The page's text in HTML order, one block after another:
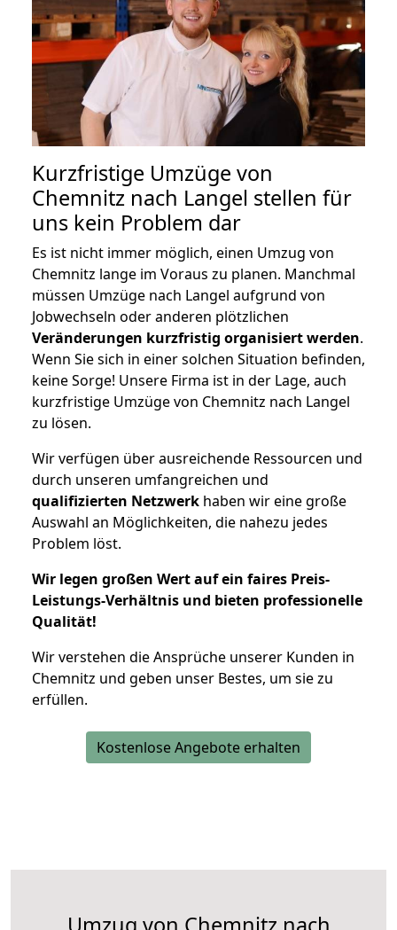
Kurzfristige Umzüge von
Chemnitz nach Langel stellen für
uns kein Problem dar
Es ist nicht immer möglich, einen Umzug von
Chemnitz lange im Voraus zu planen. Manchmal
müssen Umzüge nach Langel aufgrund von
Jobwechseln oder anderen plötzlichen
Veränderungen kurzfristig organisiert werden.
Wenn Sie sich in einer solchen Situation befinden,
keine Sorge! Unsere Firma ist in der Lage, auch
kurzfristige Umzüge von Chemnitz nach Langel
zu lösen.
Wir verfügen über ausreichende Ressourcen und
durch unseren umfangreichen und
qualifizierten Netzwerk haben wir eine große
Auswahl an Möglichkeiten, die nahezu jedes
Problem löst.
Wir legen großen Wert auf ein faires Preis-
Leistungs-Verhältnis und bieten professionelle
Qualität!
Wir verstehen die Ansprüche unserer Kunden in
Chemnitz und geben unser Bestes, um sie zu
erfüllen.
Kostenlose Angebote erhalten